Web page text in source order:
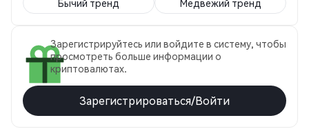
Бычий тренд Медвежий тренд
Зарегистрируйтесь или войдите в систему, чтобы
просмотреть больше информации о
криптовалютах.
Зарегистрироваться/Войти